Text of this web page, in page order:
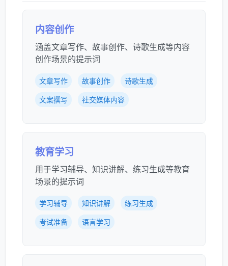
内容创作
涵盖文章写作、故事创作、诗歌生成等内容
创作场景的提示词
文章写作 故事创作
诗歌生成
文案撰写
社交媒体内容
教育学习
用于学习辅导、知识讲解、练习生成等教育
场景的提示词
学习辅导 知识讲解
练习生成
考试准备
语言学习